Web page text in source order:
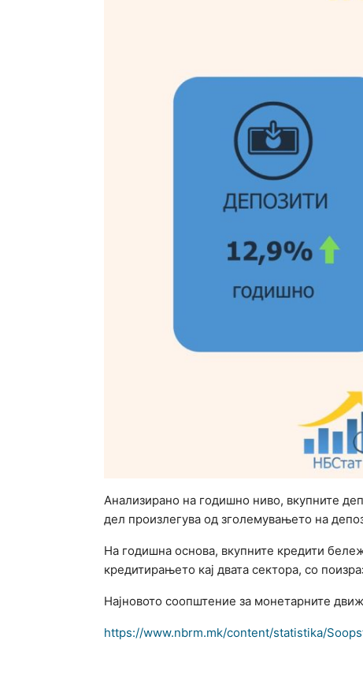
Анализирано на годишно ниво, вкупните
дел произлегува од зголемувањето на
На годишна основа, вкупните кредити
кредитирањето кај двата сектора, со
Најновото соопштение за монетарните
https://www.nbrm.mk/content/statistika/